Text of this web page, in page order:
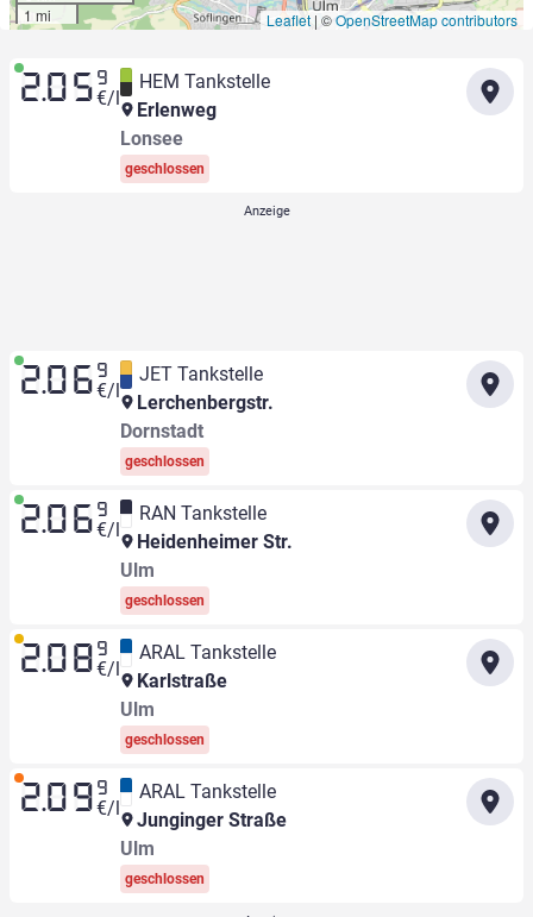
1 mi
Leaflet | ©OpenStreetMap contributors
2.05 9
€/l
HEM Tankstelle
Erlenweg
Lonsee
geschlossen
2.06 9
€/l
JET Tankstelle
Lerchenbergstr.
Dornstadt
geschlossen
2.06 9
€/l
RAN Tankstelle
Heidenheimer Str.
Ulm
geschlossen
2.08 9
€/l
ARAL Tankstelle
Karlstraße
Ulm
geschlossen
2.09 9
€/l
ARAL Tankstelle
Junginger Straße
Ulm
geschlossen